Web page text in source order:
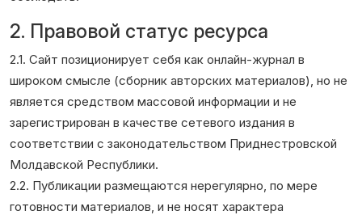
Календарь
Места и организации
2. Правовой статус ресурса
2.1. Сайт позиционирует себя как онлайн-журнал в
широком смысле (сборник авторских материалов), но не
является средством массовой информации и не
зарегистрирован в качестве сетевого издания в
соответствии с законодательством Приднестровской
Молдавской Республики.
2.2. Публикации размещаются нерегулярно, по мере
готовности материалов, и не носят характера